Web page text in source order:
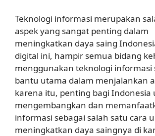
Teknologi informasi merupakan
aspek yang sangat penting dalam
meningkatkan daya saing
digital ini, hampir semua bidang
menggunakan teknologi informasi
bantu utama dalam menjalankan
karena itu, penting bagi Indonesia
mengembangkan dan
informasi sebagai salah satu cara
meningkatkan daya saingnya di